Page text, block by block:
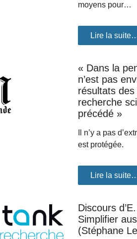
moyens pour…
Lire la
« Dans la
n’est pas
résultats
recherche
précédé »
Il n’y a pas
est protégée.
Lire la
Discours
Simplifier
(Stéphane